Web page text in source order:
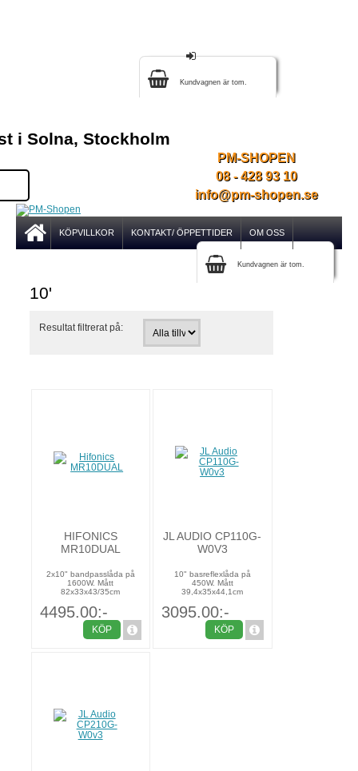
Kundvagnen är tom.
i Solna, Stockholm
PM-SHOPEN
08 - 428 93 10
info@pm-shopen.se
KÖPVILLKOR KONTAKT/ ÖPPETTIDER OM OSS
Kundvagnen är tom.
10'
Resultat filtrerat på:
HIFONICS
MR10DUAL
2x10" bandpasslåda på
1600W. Mått
82x33x43/35cm
4495.00:-
KÖP
JL AUDIO CP110G-
W0V3
10" basreflexlåda på
450W. Mått
39,4x35x44,1cm
3095.00:-
KÖP